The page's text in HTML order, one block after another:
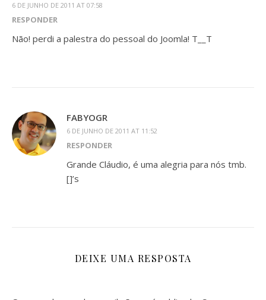
6 DE JUNHO DE 2011 AT 07:58
RESPONDER
Não! perdi a palestra do pessoal do Joomla! T__T
FABYOGR
6 DE JUNHO DE 2011 AT 11:52
RESPONDER
Grande Cláudio, é uma alegria para nós tmb.
[]’s
DEIXE UMA RESPOSTA